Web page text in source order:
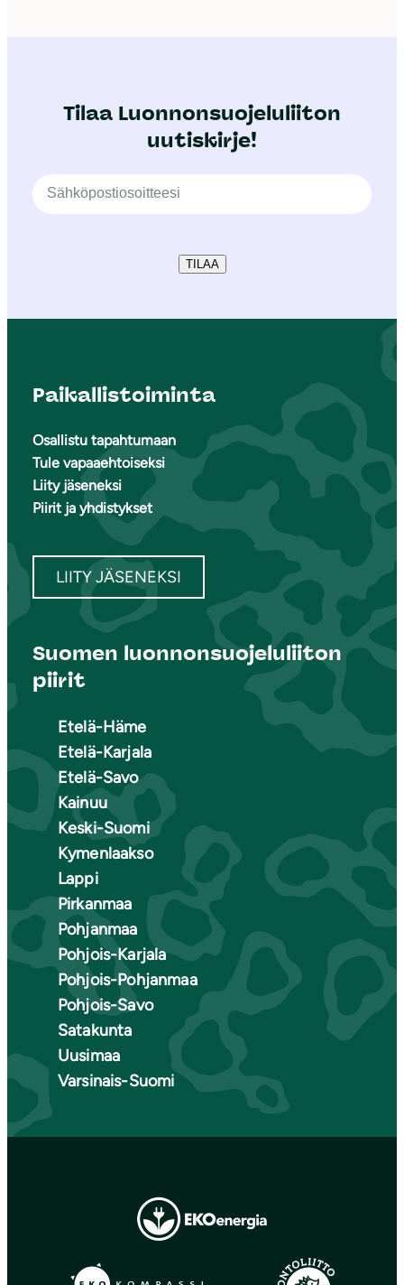
Tilaa Luonnonsuojeluliiton
uutiskirje!
TILAA
Paikallistoiminta
Osallistu tapahtumaan
Tule vapaaehtoiseksi
Liity jäseneksi
Piirit ja yhdistykset
LIITY JÄSENEKSI
Suomen luonnonsuojeluliiton
piirit
Etelä-Häme
Etelä-Karjala
Etelä-Savo
Kainuu
Keski-Suomi
Kymenlaakso
Lappi
Pirkanmaa
Pohjanmaa
Pohjois-Karjala
Pohjois-Pohjanmaa
Pohjois-Savo
Satakunta
Uusimaa
Varsinais-Suomi